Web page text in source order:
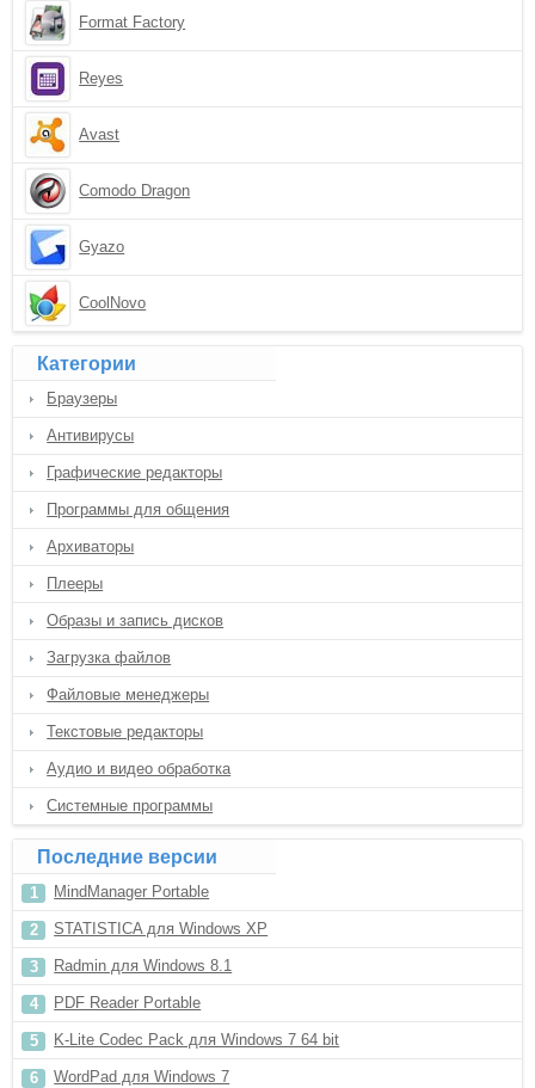
Format Factory
Reyes
Avast
Comodo Dragon
Gyazo
CoolNovo
Категории
Браузеры
Антивирусы
Графические редакторы
Программы для общения
Архиваторы
Плееры
Образы и запись дисков
Загрузка файлов
Файловые менеджеры
Текстовые редакторы
Аудио и видео обработка
Системные программы
Последние версии
MindManager Portable
STATISTICA для Windows XP
Radmin для Windows 8.1
PDF Reader Portable
K-Lite Codec Pack для Windows 7 64 bit
WordPad для Windows 7